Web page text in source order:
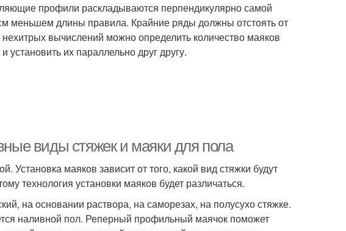
профили раскладываются перпендикулярно самой
меньшем длины правила. Крайние ряды должны отстоять от
вычислений можно определить количество маяков
их параллельно друг другу.
виды стяжек и маяки для пола
Установка маяков зависит от того, какой вид стяжки будут
технология установки маяков будет различаться.
на основании раствора, на саморезах, на полусухо стяжке.
наливной пол. Реперный профильный маячок поможет